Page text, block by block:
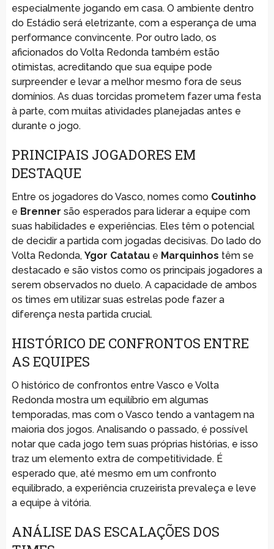
especialmente jogando em casa. O ambiente dentro
do Estádio será eletrizante, com a esperança de uma
performance convincente. Por outro lado, os
aficionados do Volta Redonda também estão
otimistas, acreditando que sua equipe pode
surpreender e levar a melhor mesmo fora de seus
domínios. As duas torcidas prometem fazer uma festa
à parte, com muitas atividades planejadas antes e
durante o jogo.
PRINCIPAIS JOGADORES EM
DESTAQUE
Entre os jogadores do Vasco, nomes como Coutinho
e Brenner são esperados para liderar a equipe com
suas habilidades e experiências. Eles têm o potencial
de decidir a partida com jogadas decisivas. Do lado do
Volta Redonda, Ygor Catataue Marquinhos têm se
destacado e são vistos como os principais jogadores a
serem observados no duelo. A capacidade de ambos
os times em utilizar suas estrelas pode fazer a
diferença nesta partida crucial.
HISTÓRICO DE CONFRONTOS ENTRE
AS EQUIPES
O histórico de confrontos entre Vasco e Volta
Redonda mostra um equilíbrio em algumas
temporadas, mas com o Vasco tendo a vantagem na
maioria dos jogos. Analisando o passado, é possível
notar que cada jogo tem suas próprias histórias, e isso
traz um elemento extra de competitividade. É
esperado que, até mesmo em um confronto
equilibrado, a experiência cruzeirista prevaleça e leve
a equipe à vitória.
ANÁLISE DAS ESCALAÇÕES DOS